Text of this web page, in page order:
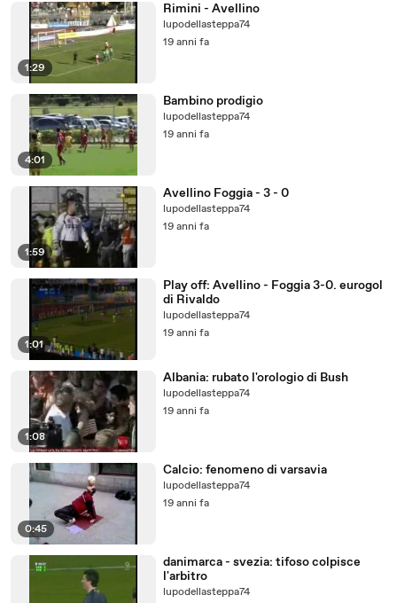
1:29
Rimini - Avellino
lupodellasteppa74
19 anni fa
4:01
Bambino prodigio
lupodellasteppa74
19 anni fa
1:59
Avellino Foggia - 3 - 0
lupodellasteppa74
19 anni fa
1:01
Play off: Avellino - Foggia 3-0. eurogol
di Rivaldo
lupodellasteppa74
19 anni fa
1:08
Albania: rubato l'orologio di Bush
lupodellasteppa74
19 anni fa
0:45
Calcio: fenomeno di varsavia
lupodellasteppa74
19 anni fa
danimarca - svezia: tifoso colpisce
l'arbitro
lupodellasteppa74